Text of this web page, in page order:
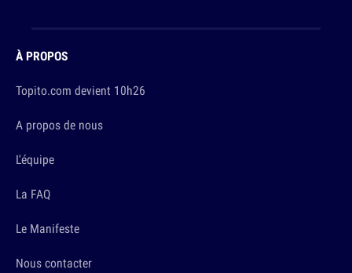
À PROPOS
Topito.com devient 10h26
A propos de nous
L'équipe
La FAQ
Le Manifeste
Nous contacter